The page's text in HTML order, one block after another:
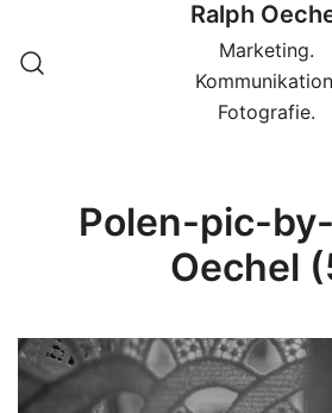
zum
Inhalt
Ralph
Marketing.
Fotografie.
Polen-pic-
Oechel